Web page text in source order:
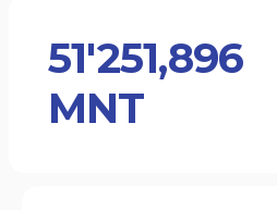
51'251,896
MNT